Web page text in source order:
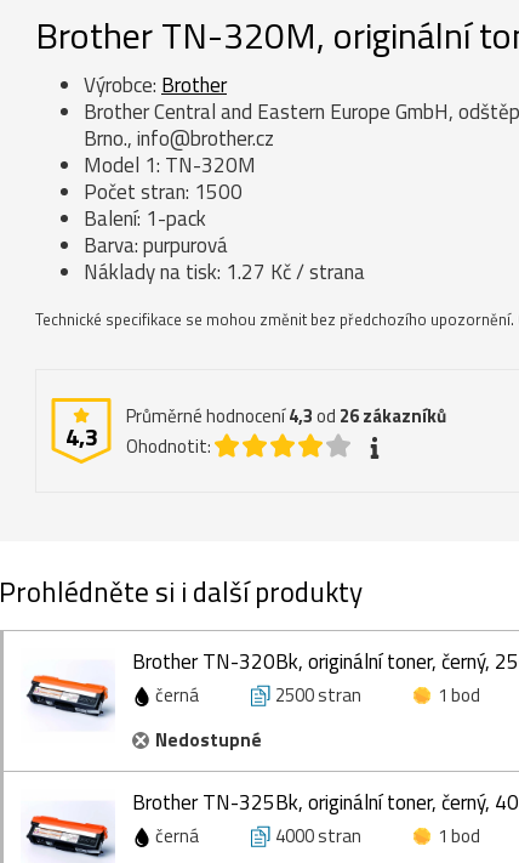
Brother TN-320M, originální
Výrobce: Brother
Brother Central and Eastern Europe GmbH,
Brno., info@brother.cz
Model 1: TN-320M
Počet stran: 1500
Balení: 1-pack
Barva: purpurová
Náklady na tisk: 1.27 Kč / strana
Technické specifikace se mohou změnit bez předchozího
4,3
Průměrné hodnocení4,3od 26zákazníků
Ohodnotit:
Prohlédněte si i další produkty
Brother TN-320Bk, originální toner, černý,
černá 2500 stran
1 bod
Nedostupné
Brother TN-325Bk, originální toner, černý,
černá 4000 stran
1 bod